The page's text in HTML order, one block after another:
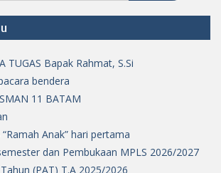
TUGAS Bapak Rahmat, S.Si
bendera
11 BATAM
Anak” hari pertama
dan Pembukaan MPLS 2026/2027
(PAT) T.A 2025/2026